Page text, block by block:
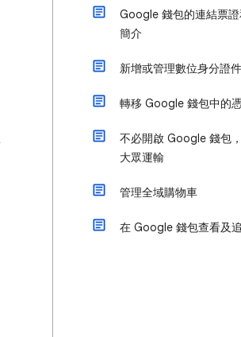
Google 錢包的連結票
簡介
新增或管理數位身分證件
轉移 Google 錢包中的
不必開啟 Google 錢包
大眾運輸
管理全域購物車
在 Google 錢包查看及